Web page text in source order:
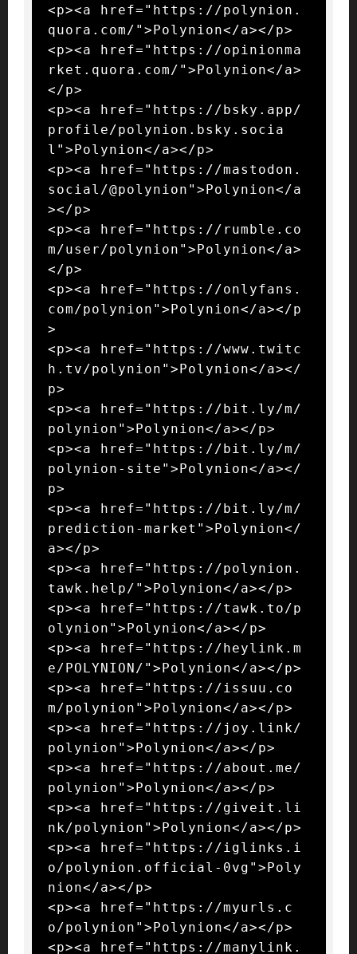
<p><a href="https://polynion.
quora.com/">Polynion</a></p>
<p><a href="https://opinionma
rket.quora.com/">Polynion</a>
</p>
<p><a href="https://bsky.app/
profile/polynion.bsky.socia
l">Polynion</a></p>
<p><a href="https://mastodon.
social/@polynion">Polynion</a
></p>
<p><a href="https://rumble.co
m/user/polynion">Polynion</a>
</p>
<p><a href="https://onlyfans.
com/polynion">Polynion</a></p
>
<p><a href="https://www.twitc
h.tv/polynion">Polynion</a></
p>
<p><a href="https://bit.ly/m/
polynion">Polynion</a></p>
<p><a href="https://bit.ly/m/
polynion-site">Polynion</a></
p>
<p><a href="https://bit.ly/m/
prediction-market">Polynion</
a></p>
<p><a href="https://polynion.
tawk.help/">Polynion</a></p>
<p><a href="https://tawk.to/p
olynion">Polynion</a></p>
<p><a href="https://heylink.m
e/POLYNION/">Polynion</a></p>
<p><a href="https://issuu.co
m/polynion">Polynion</a></p>
<p><a href="https://joy.link/
polynion">Polynion</a></p>
<p><a href="https://about.me/
polynion">Polynion</a></p>
<p><a href="https://giveit.li
nk/polynion">Polynion</a></p>
<p><a href="https://iglinks.i
o/polynion.official-0vg">Poly
nion</a></p>
<p><a href="https://myurls.c
o/polynion">Polynion</a></p>
<p><a href="https://manylink.